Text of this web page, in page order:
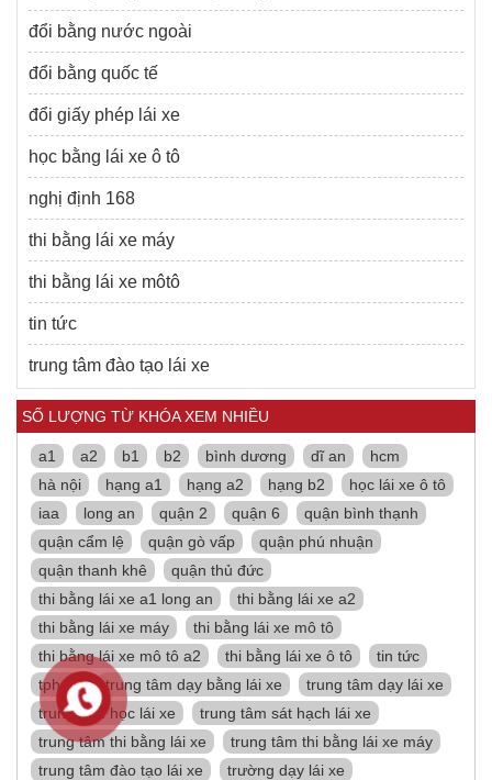
đổi bằng nước ngoài
đổi bằng quốc tế
đổi giấy phép lái xe
học bằng lái xe ô tô
nghị định 168
thi bằng lái xe máy
thi bằng lái xe môtô
tin tức
trung tâm đào tạo lái xe
SỐ LƯỢNG TỪ KHÓA XEM NHIỀU
a1 a2 b1 b2 bình dương dĩ an
hcm
hà nội
hạng a1 hạng a2 hạng b2
học lái xe ô tô
iaa
long an quận 2 quận 6
quận bình thạnh
quận cẩm lệ
quận gò vấp
quận phú nhuận
quận thanh khê
quận thủ đức
thi bằng lái xe a1 long an
thi bằng lái xe a2
thi bằng lái xe máy
thi bằng lái xe mô tô
thi bằng lái xe mô tô a2
thi bằng lái xe ô tô
tin tức
tphcm
trung tâm dạy bằng lái xe
trung tâm dạy lái xe
trung tâm học lái xe
trung tâm sát hạch lái xe
trung tâm thi bằng lái xe
trung tâm thi bằng lái xe máy
trung tâm đào tạo lái xe
trường dạy lái xe